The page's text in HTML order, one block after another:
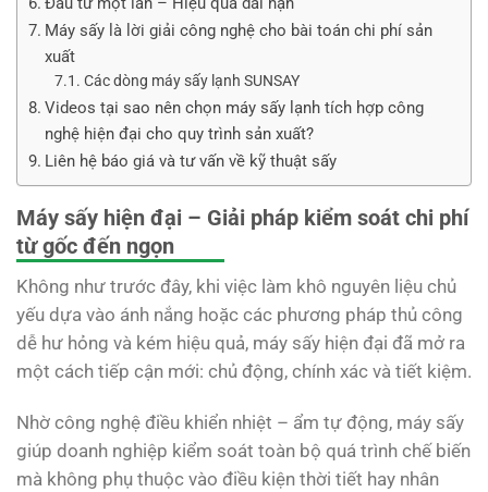
Máy sấy là lời giải công nghệ cho bài toán chi phí sản
xuất
Các dòng máy sấy lạnh SUNSAY
Videos tại sao nên chọn máy sấy lạnh tích hợp công
nghệ hiện đại cho quy trình sản xuất?
Liên hệ báo giá và tư vấn về kỹ thuật sấy
Máy sấy hiện đại – Giải pháp kiểm soát chi phí
từ gốc đến ngọn
Không như trước đây, khi việc làm khô nguyên liệu chủ
yếu dựa vào ánh nắng hoặc các phương pháp thủ công
dễ hư hỏng và kém hiệu quả, máy sấy hiện đại đã mở ra
một cách tiếp cận mới: chủ động, chính xác và tiết kiệm.
Nhờ công nghệ điều khiển nhiệt – ẩm tự động, máy sấy
giúp doanh nghiệp kiểm soát toàn bộ quá trình chế biến
mà không phụ thuộc vào điều kiện thời tiết hay nhân